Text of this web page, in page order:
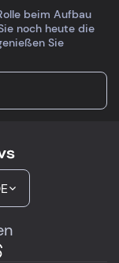
beim Aufbau
noch heute die
Sie